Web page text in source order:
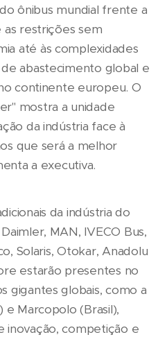
ônibus mundial frente a
restrições sem
até às complexidades
abastecimento global e
continente europeu. O
mostra a unidade
da indústria face à
que será a melhor
a executiva.
da indústria do
MAN, IVECO Bus,
Solaris, Otokar, Anadolu
estarão presentes no
gigantes globais, como a
e Marcopolo (Brasil),
inovação, competição e